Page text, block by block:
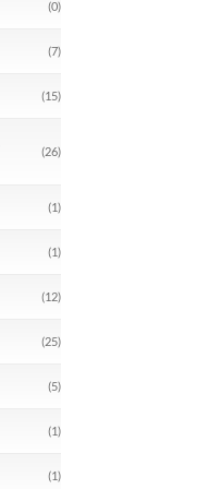
(0)
(7)
(15)
(26)
(1)
(1)
(12)
(25)
(5)
(1)
(1)